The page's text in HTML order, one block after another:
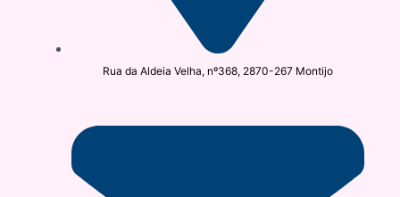
Rua da Aldeia Velha, nº368, 2870-267 Montijo